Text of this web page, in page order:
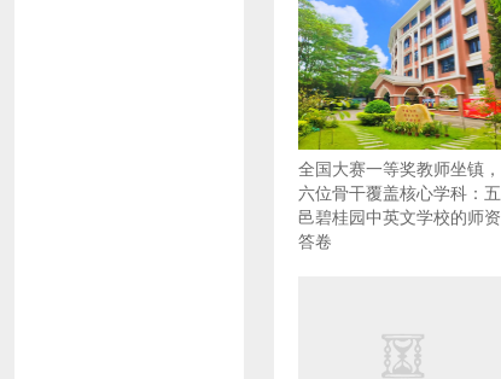
全国大赛一等奖教师坐镇，
六位骨干覆盖核心学科：五
邑碧桂园中英文学校的师资
答卷